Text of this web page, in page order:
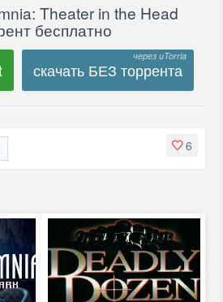
Theater in the Head
бесплатно
скачать БЕЗ торрента
6